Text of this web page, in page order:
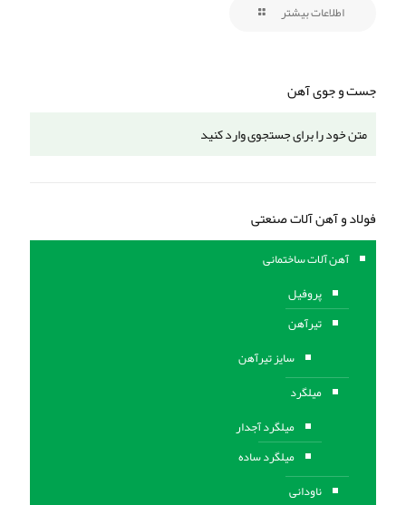
اطلاعات بیشتر
جست و جوی آهن
فولاد و آهن آلات صنعتی
آهن آلات ساختمانی
پروفیل
تیرآهن
سایز تیرآهن
میلگرد
میلگرد آجدار
میلگرد ساده
ناودانی